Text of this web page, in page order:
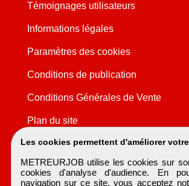
Les cookies permettent d'améliorer
METREURJOB utilise les cookies sur
cookies d'analyse d'audience. En
navigation sur ce site, vous acceptez
Témoignages utilisateurs
Informations légales
Paramètres des cookies
Conditions de publication
Conditions Générales de Vente
Plan du site